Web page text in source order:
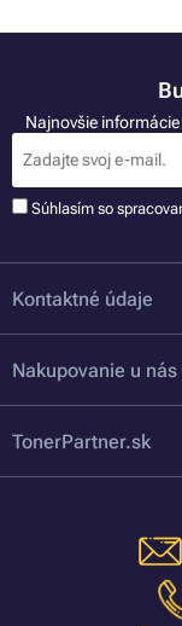
Najnovšie
Súhlasím so
Kontaktné údaje
Nakupovanie u nás
TonerPartner.sk